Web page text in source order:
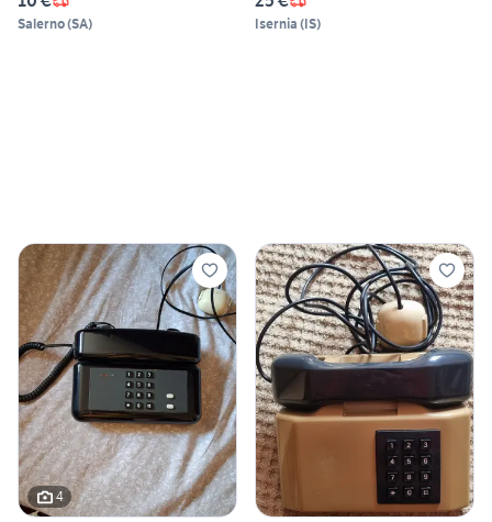
Salerno(SA) Isernia (IS)
4